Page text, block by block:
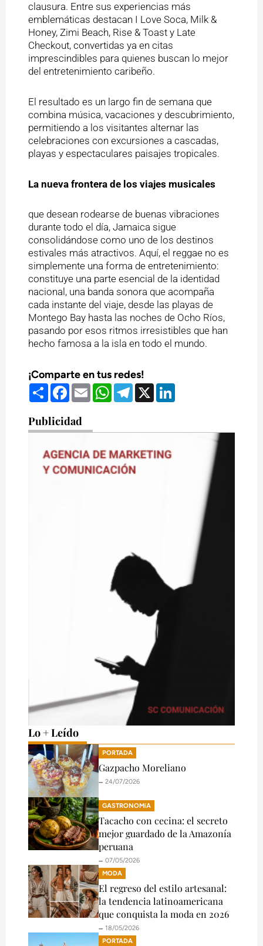
clausura. Entre sus experiencias más
emblemáticas destacan I Love Soca, Milk &
Honey, Zimi Beach, Rise & Toast y Late
Checkout, convertidas ya en citas
imprescindibles para quienes buscan lo mejor
del entretenimiento caribeño.
El resultado es un largo fin de semana que
combina música, vacaciones y descubrimiento,
permitiendo a los visitantes alternar las
celebraciones con excursiones a cascadas,
playas y espectaculares paisajes tropicales.
La nueva frontera de los viajes musicales
que desean rodearse de buenas vibraciones
durante todo el día, Jamaica sigue
consolidándose como uno de los destinos
estivales más atractivos. Aquí, el reggae no es
simplemente una forma de entretenimiento:
constituye una parte esencial de la identidad
nacional, una banda sonora que acompaña
cada instante del viaje, desde las playas de
Montego Bay hasta las noches de Ocho Ríos,
pasando por esos ritmos irresistibles que han
hecho famosa a la isla en todo el mundo.
¡Comparte en tus redes!
Compartir
Facebook
EmailWhatsApp
Telegram
X LinkedIn
Publicidad
Lo + Leído
PORTADA
Gazpacho Moreliano
🗕️ 24/07/2026
GASTRONOMíA
Tacacho con cecina: el secreto
mejor guardado de la Amazonía
peruana
🗕️ 07/05/2026
MODA
El regreso del estilo artesanal:
la tendencia latinoamericana
que conquista la moda en 2026
🗕️ 18/05/2026
PORTADA